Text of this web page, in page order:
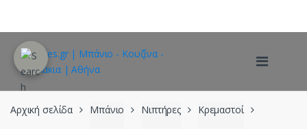
navigation
content
Αρχική σελίδα Μπάνιο Νιπτήρες Κρεμαστοί